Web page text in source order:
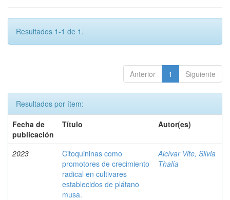
Resultados 1-1 de 1.
Anterior 1 Siguiente
Resultados por ítem:
Fecha de
publicación
Título Autor(es)
2023
Citoquininas como
promotores de crecimiento
radical en cultivares
establecidos de plátano
musa.
Alcívar Vite, Silvia
Thalía